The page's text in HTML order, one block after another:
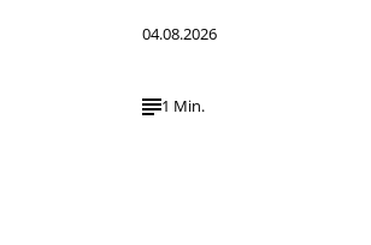
04.08.2026
1 Min.